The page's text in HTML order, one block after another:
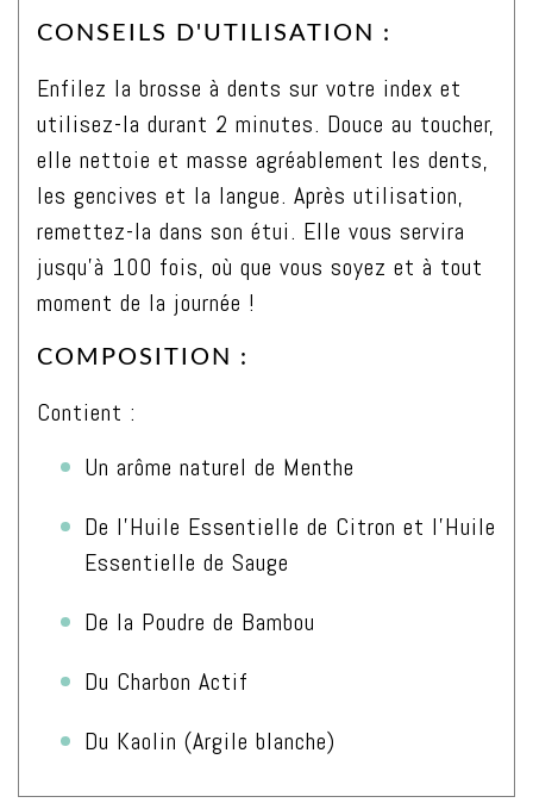
CONSEILS D'UTILISATION :
Enfilez la brosse à dents sur votre index et
utilisez-la durant 2 minutes. Douce au toucher,
elle nettoie et masse agréablement les dents,
les gencives et la langue. Après utilisation,
remettez-la dans son étui. Elle vous servira
jusqu’à 100 fois, où que vous soyez et à tout
moment de la journée !
COMPOSITION :
Contient :
Un arôme naturel de Menthe
De l’Huile Essentielle de Citron et l’Huile
Essentielle de Sauge
De la Poudre de Bambou
Du Charbon Actif
Du Kaolin (Argile blanche)